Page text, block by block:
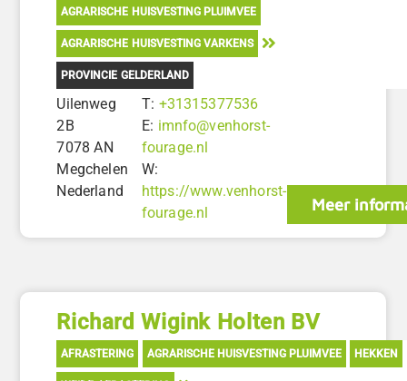
AGRARISCHE HUISVESTING PLUIMVEE
AGRARISCHE HUISVESTING VARKENS
PROVINCIE GELDERLAND
Uilenweg
2B
7078 AN
Megchelen
Nederland
T: +31315377536
E: imnfo@venhorst-
fourage.nl
W:
https://www.venhorst-
fourage.nl
Meer
Richard Wigink Holten BV
AFRASTERING AGRARISCHE HUISVESTING PLUIMVEE HEKKEN